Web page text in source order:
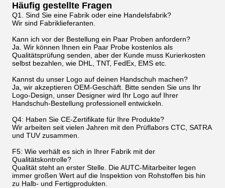
Häufig gestellte Fragen
Q1. Sind Sie eine Fabrik oder eine Handelsfabrik?
Wir sind Fabriklieferanten.
Kann ich vor der Bestellung ein Paar Proben anfordern?
Ja. Wir können Ihnen ein Paar Probe kostenlos als
Qualitätsprüfung senden, aber der Kunde muss Kurierkosten
selbst bezahlen, wie DHL, TNT, FedEx, EMS etc.
Kannst du unser Logo auf deinen Handschuh machen?
Ja, wir akzeptieren OEM-Geschäft. Bitte senden Sie uns Ihr
Logo-Design, unser Designer wird Ihr Logo auf Ihrer
Handschuh-Bestellung professionell entwickeln.
Q4: Haben Sie CE-Zertifikate für Ihre Produkte?
Wir arbeiten seit vielen Jahren mit den Prüflabors CTC, SATRA
und TUV zusammen.
F5: Wie verhält es sich in Ihrer Fabrik mit der
Qualitätskontrolle?
Qualität steht an erster Stelle. Die AUTC-Mitarbeiter legen
immer großen Wert auf die Inspektion von Rohstoffen bis hin
zu Halb- und Fertigprodukten.